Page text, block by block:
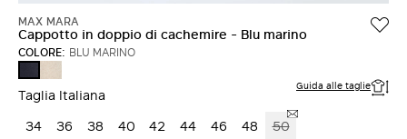
MAX MARA
Cappotto in doppio di cachemire - Blu marino
COLORE: BLU MARINO
MARINO
Taglia Italiana Guida alle taglie
34 36 38 40 42 44 46 48
50